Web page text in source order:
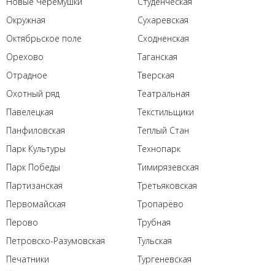
Окружная
Октябрьское поле
Орехово
Отрадное
Охотный ряд
Павелецкая
Панфиловская
Парк Культуры
Парк Победы
Партизанская
Первомайская
Перово
Петровско-Разумовская
Печатники
Сухаревская
Сходненская
Таганская
Тверская
Театральная
Текстильщики
Теплый Стан
Технопарк
Тимирязевская
Третьяковская
Тропарёво
Трубная
Тульская
Тургеневская